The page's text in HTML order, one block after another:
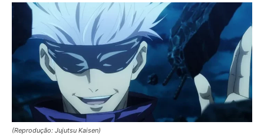
(Reprodução: Jujutsu Kaisen)